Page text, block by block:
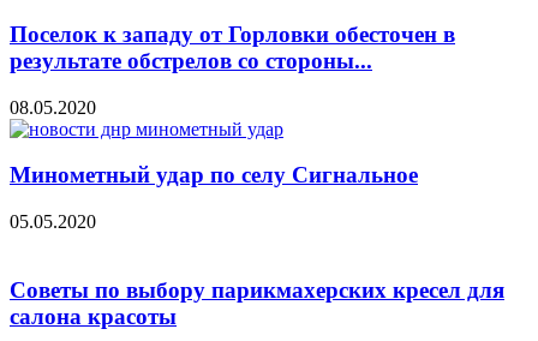
Поселок к западу от Горловки обесточен в
результате обстрелов со стороны...
08.05.2020
Минометный удар по селу Сигнальное
05.05.2020
Советы по выбору парикмахерских кресел для
салона красоты